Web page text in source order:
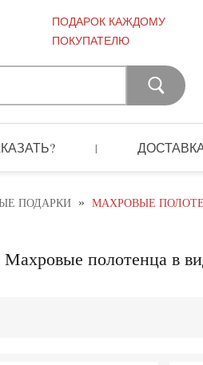
ПОДАРОК КАЖДОМУ
ПОКУПАТЕЛЮ
|
ПОДАРКИ » МАХРОВЫЕ
Махровые полотенца в